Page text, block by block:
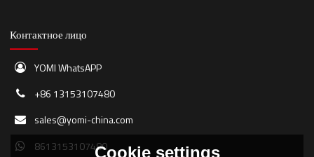
Контактное лицо
YOMI WhatsAPP
+86 13153107480
sales@yomi-china.com
8613153107480Cookie settings